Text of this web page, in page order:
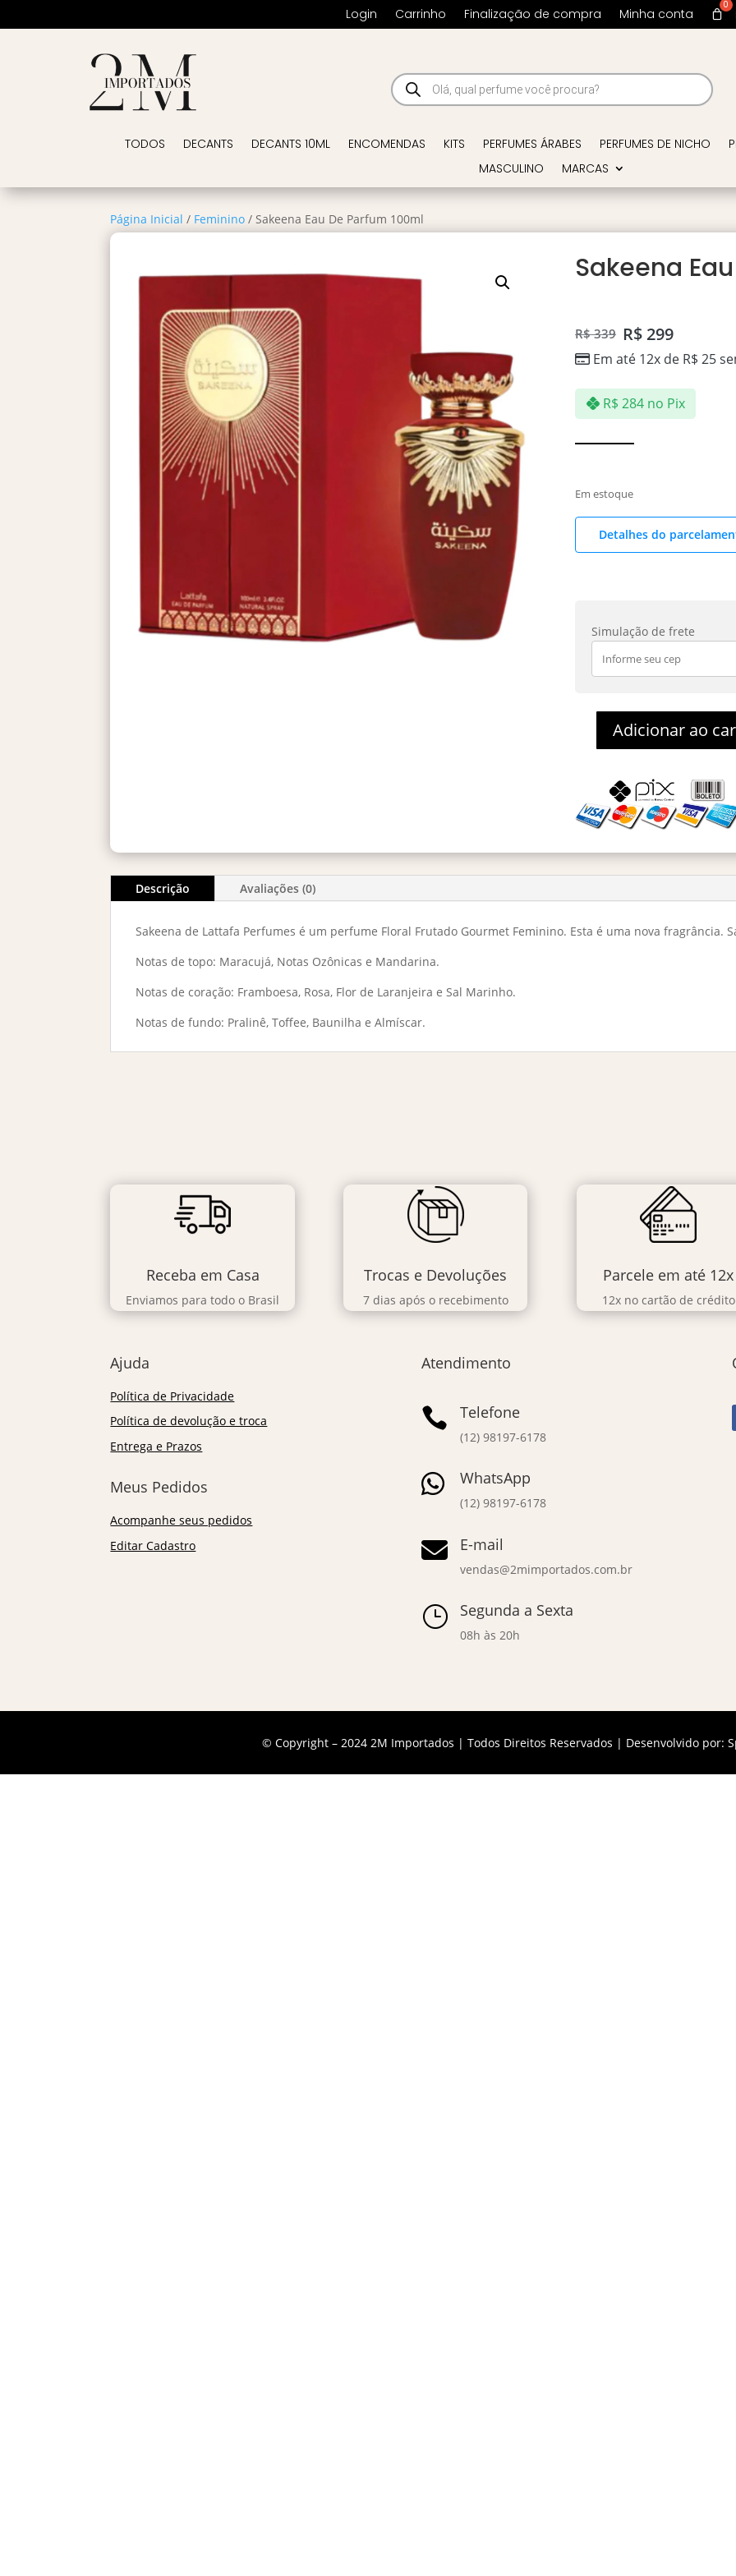
Login Carrinho Finalização de compra Minha conta
Pesquisar
produtos
TODOS DECANTS DECANTS 10ML ENCOMENDAS KITS PERFUMES ÁRABES PERFUMES DE NICHO
MASCULINO
MARCAS
Página Inicial / Feminino / Sakeena Eau De Parfum 100ml
Sakeena
R$339 R$299
Em até 12x de R$ 25
R$ 284 no Pix
Em estoque
Detalhes do
Simulação de frete
Sakeena
Parfum
100ml
quantidade
Adicionar ao
Descrição Avaliações (0)
Sakeena de Lattafa Perfumes é um perfume Floral Frutado Gourmet Feminino. Esta é uma nova fragrância.
Notas de topo: Maracujá, Notas Ozônicas e Mandarina.
Notas de coração: Framboesa, Rosa, Flor de Laranjeira e Sal Marinho.
Notas de fundo: Pralinê, Toffee, Baunilha e Almíscar.
Receba em Casa
Enviamos para todo o Brasil
Trocas e Devoluções
7 dias após o recebimento
Parcele em até 12x
12x no cartão de crédito
Ajuda
Política de Privacidade
Política de devolução e troca
Entrega e Prazos
Meus Pedidos
Acompanhe seus pedidos
Editar Cadastro
Atendimento
 Telefone
(12) 98197-6178
 WhatsApp
(12) 98197-6178
 E-mail
vendas@2mimportados.com.br
} Segunda a Sexta
08h às 20h
© Copyright – 2024 2M Importados | Todos Direitos Reservados | Desenvolvido por: